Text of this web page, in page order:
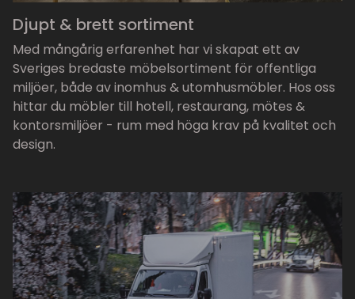
Djupt & brett sortiment
Med mångårig erfarenhet har vi skapat ett av
Sveriges bredaste möbelsortiment för offentliga
miljöer, både av inomhus & utomhusmöbler. Hos oss
hittar du möbler till hotell, restaurang, mötes &
kontorsmiljöer - rum med höga krav på kvalitet och
design.